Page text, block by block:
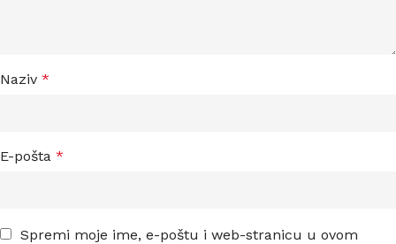
Naziv *
E-pošta *
Spremi moje ime, e-poštu i web-stranicu u ovom